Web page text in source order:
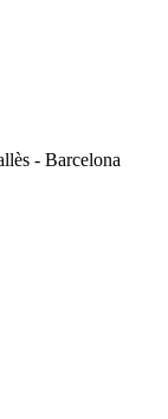
- Barcelona